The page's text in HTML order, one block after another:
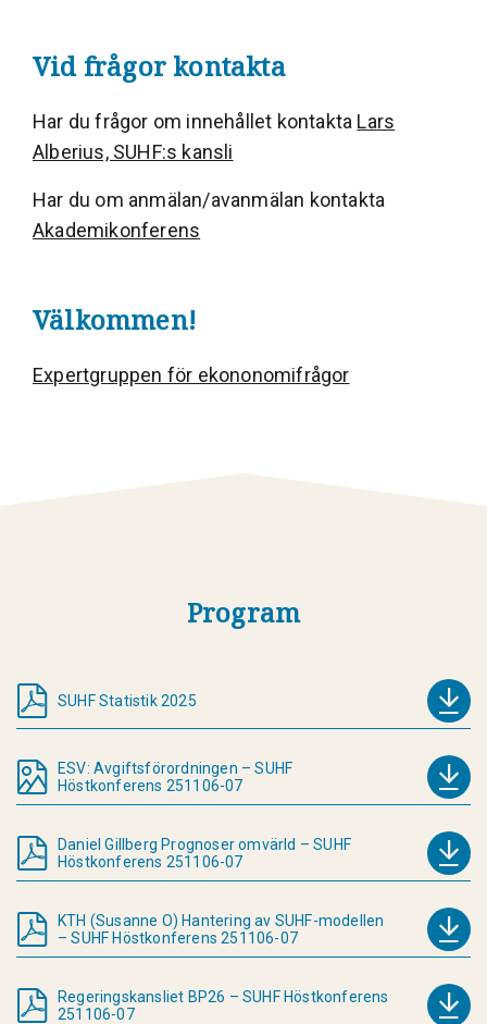
Vid frågor kontakta
Har du frågor om innehållet kontakta Lars
Alberius, SUHF:s kansli
Har du om anmälan/avanmälan kontakta
Akademikonferens
Välkommen!
Expertgruppen för ekononomifrågor
Program
SUHF Statistik 2025
ESV: Avgiftsförordningen – SUHF
Höstkonferens 251106-07
Daniel Gillberg Prognoser omvärld – SUHF
Höstkonferens 251106-07
KTH (Susanne O) Hantering av SUHF-modellen
– SUHF Höstkonferens 251106-07
Regeringskansliet BP26 – SUHF Höstkonferens
251106-07